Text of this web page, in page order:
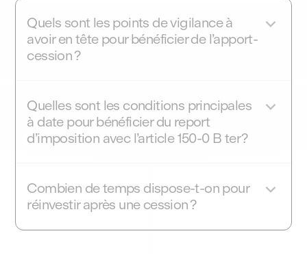
Quels sont les points de vigilance à
avoir en tête pour bénéficier de l’apport-
cession ?
2 ans pour réinvestir), et justifier et suivre le
réinvestissement auprès de l’administration
fiscale, en le mentionnant sur sa déclaration de
Quelles sont les conditions principales
à date pour bénéficier du report
d’imposition avec l’article 150-0 B ter ?
dispositif fiscal 150-0 B ter, l’entrepreneur ou chef
d’entreprise doit apporter les titres de sa société
Si la holding vend les titres apportés dans un
Combien de temps dispose-t-on pour
réinvestir après une cession ?